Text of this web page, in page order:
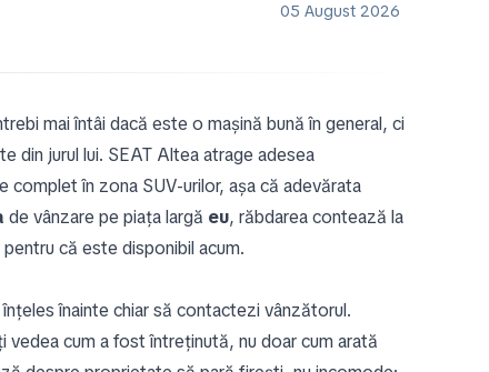
05 August 2026
mai întâi dacă este o mașină bună în general, ci
din jurul lui. SEAT Altea atrage adesea
în zona SUV-urilor, așa că adevărata
de vânzare pe piața largă eu, răbdarea contează la
că este disponibil acum.
înainte chiar să contactezi vânzătorul.
vedea cum a fost întreținută, nu doar cum arată